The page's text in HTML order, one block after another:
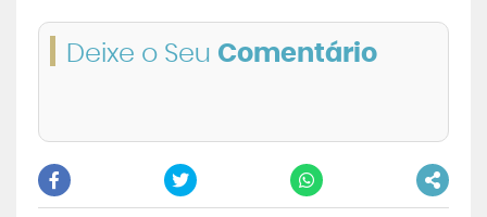
Deixe o Seu Comentário